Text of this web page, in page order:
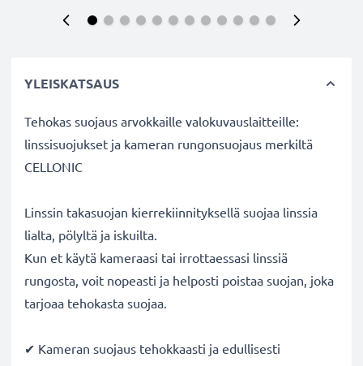
YLEISKATSAUS
Tehokas suojaus arvokkaille valokuvauslaitteille:
linssisuojukset ja kameran rungonsuojaus merkiltä
CELLONIC
Linssin takasuojan kierrekiinnityksellä suojaa linssia
lialta, pölyltä ja iskuilta.
Kun et käytä kameraasi tai irrottaessasi linssiä
rungosta, voit nopeasti ja helposti poistaa suojan, joka
tarjoaa tehokasta suojaa.
✔ Kameran suojaus tehokkaasti ja edullisesti